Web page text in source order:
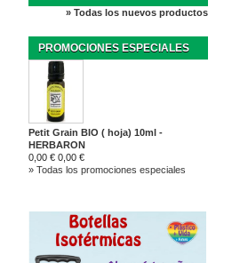
» Todas los nuevos productos
PROMOCIONES ESPECIALES
Petit Grain BIO ( hoja) 10ml -
HERBARON
0,00 € 0,00 €
» Todas los promociones especiales